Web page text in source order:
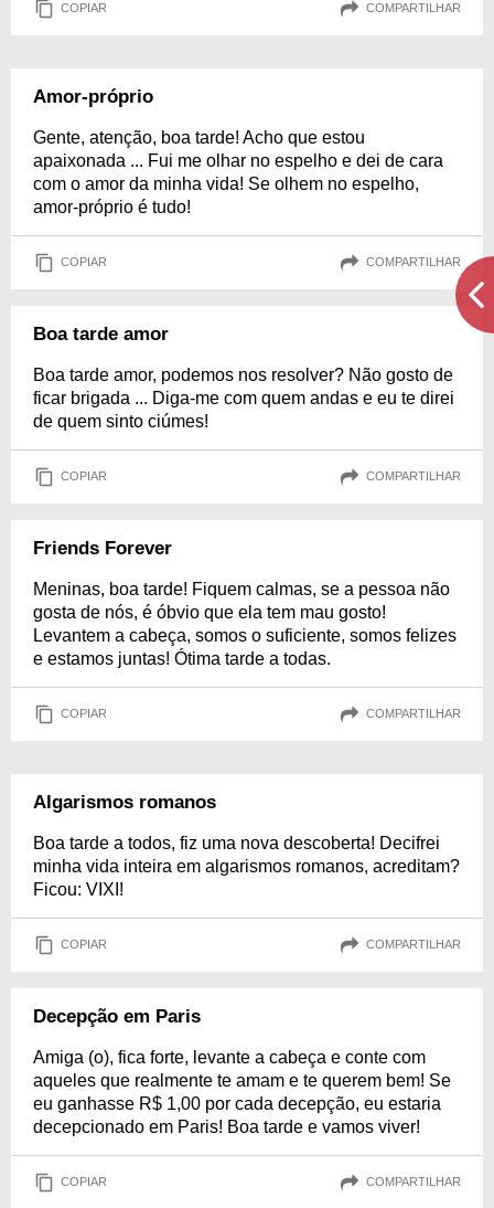
COPIAR COMPARTILHAR
Amor-próprio
Gente, atenção, boa tarde! Acho que estou
apaixonada ... Fui me olhar no espelho e dei de cara
com o amor da minha vida! Se olhem no espelho,
amor-próprio é tudo!
COPIAR COMPARTILHAR
Boa tarde amor
Boa tarde amor, podemos nos resolver? Não gosto de
ficar brigada ... Diga-me com quem andas e eu te direi
de quem sinto ciúmes!
COPIAR COMPARTILHAR
Friends Forever
Meninas, boa tarde! Fiquem calmas, se a pessoa não
gosta de nós, é óbvio que ela tem mau gosto!
Levantem a cabeça, somos o suficiente, somos felizes
e estamos juntas! Ótima tarde a todas.
COPIAR COMPARTILHAR
Algarismos romanos
Boa tarde a todos, fiz uma nova descoberta! Decifrei
minha vida inteira em algarismos romanos, acreditam?
Ficou: VIXI!
COPIAR COMPARTILHAR
Decepção em Paris
Amiga (o), fica forte, levante a cabeça e conte com
aqueles que realmente te amam e te querem bem! Se
eu ganhasse R$ 1,00 por cada decepção, eu estaria
decepcionado em Paris! Boa tarde e vamos viver!
COPIAR COMPARTILHAR